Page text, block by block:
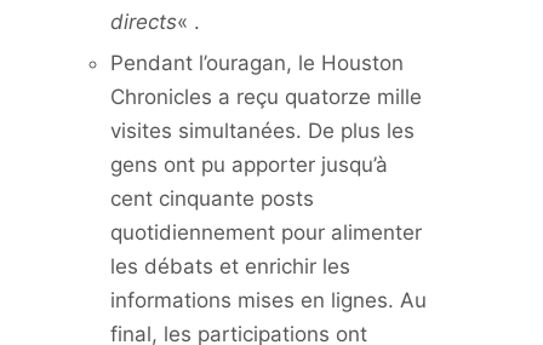
directs« .
Pendant l’ouragan, le Houston
Chronicles a reçu quatorze mille
visites simultanées. De plus les
gens ont pu apporter jusqu’à
cent cinquante posts
quotidiennement pour alimenter
les débats et enrichir les
informations mises en lignes. Au
final, les participations ont